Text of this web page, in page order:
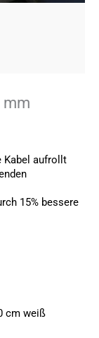
mm
Kabel aufrollt
15% bessere
cm weiß